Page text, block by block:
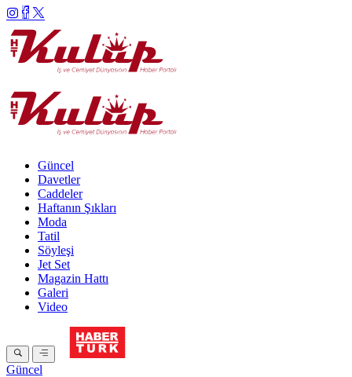
Güncel
Davetler
Caddeler
Haftanın Şıkları
Moda
Tatil
Söyleşi
Jet Set
Magazin Hattı
Galeri
Video
Güncel